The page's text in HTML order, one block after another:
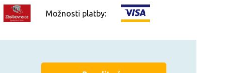
Možnosti platby: